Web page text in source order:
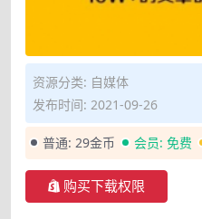
资源分类: 自媒体
发布时间: 2021-09-26
普通: 29金币 会员: 免费
购买下载权限